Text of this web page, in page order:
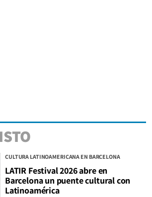
CULTURA LATINOAMERICANA EN BARCELONA
LATIR Festival 2026 abre en
Barcelona un puente cultural con
Latinoamérica